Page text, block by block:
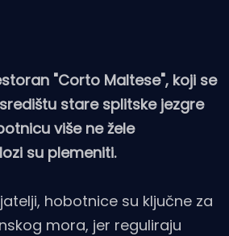
"Corto Maltese", koji se
stare splitske jezgre
više ne žele
su plemeniti.
hobotnice su ključne za
mora, jer reguliraju